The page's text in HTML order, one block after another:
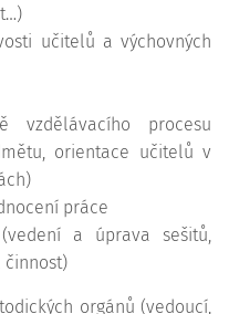
učitelů a výchovných
vzdělávacího procesu
orientace učitelů v
práce
a úprava sešitů,
činnost)
orgánů (vedoucí,